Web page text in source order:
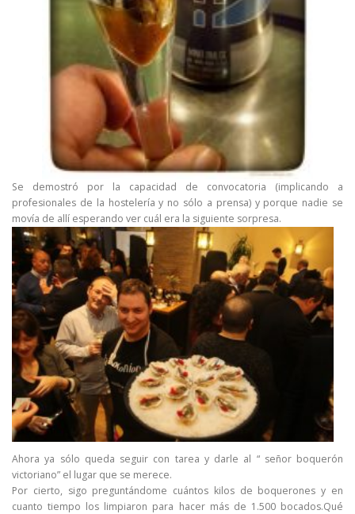
Se demostró por la capacidad de convocatoria (implicando a
profesionales de la hostelería y no sólo a prensa) y porque nadie se
movía de allí esperando ver cuál era la siguiente sorpresa.
Ahora ya sólo queda seguir con tarea y darle al “ señor boquerón
victoriano” el lugar que se merece.
Por cierto, sigo preguntándome cuántos kilos de boquerones y en
cuanto tiempo los limpiaron para hacer más de 1.500 bocados.Qué